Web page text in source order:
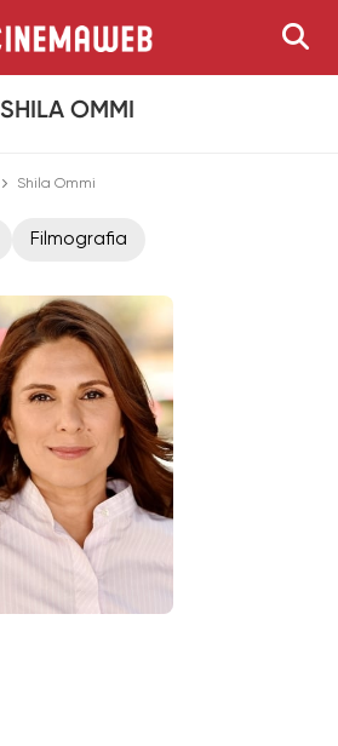
SHILA OMMI
Shila Ommi
Filmografia